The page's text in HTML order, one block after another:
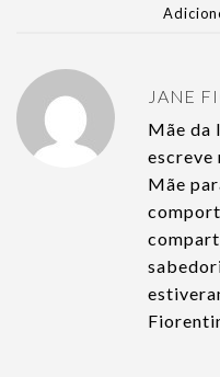
JANE
Mãe da
escreve
Mãe